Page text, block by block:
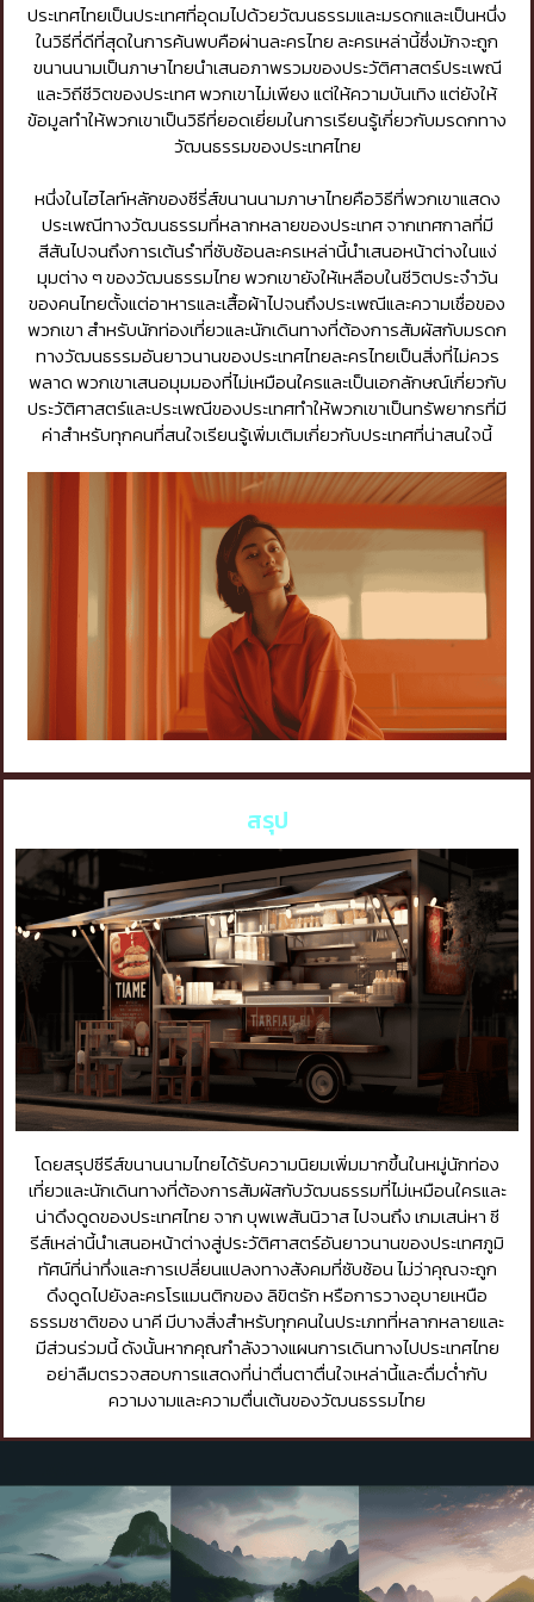
ประเทศไทยเป็นประเทศที่อุดมไปด้วยวัฒนธรรมและมรดกและเป็นหนึ่ง
ในวิธีที่ดีที่สุดในการค้นพบคือผ่านละครไทย ละครเหล่านี้ซึ่งมักจะถูก
ขนานนามเป็นภาษาไทยนำเสนอภาพรวมของประวัติศาสตร์ประเพณี
และวิถีชีวิตของประเทศ พวกเขาไม่เพียง แต่ให้ความบันเทิง แต่ยังให้
ข้อมูลทำให้พวกเขาเป็นวิธีที่ยอดเยี่ยมในการเรียนรู้เกี่ยวกับมรดกทาง
วัฒนธรรมของประเทศไทย
หนึ่งในไฮไลท์หลักของซีรี่ส์ขนานนามภาษาไทยคือวิธีที่พวกเขาแสดง
ประเพณีทางวัฒนธรรมที่หลากหลายของประเทศ จากเทศกาลที่มี
สีสันไปจนถึงการเต้นรำที่ซับซ้อนละครเหล่านี้นำเสนอหน้าต่างในแง่
มุมต่าง ๆ ของวัฒนธรรมไทย พวกเขายังให้เหลือบในชีวิตประจำวัน
ของคนไทยตั้งแต่อาหารและเสื้อผ้าไปจนถึงประเพณีและความเชื่อของ
พวกเขา สำหรับนักท่องเที่ยวและนักเดินทางที่ต้องการสัมผัสกับมรดก
ทางวัฒนธรรมอันยาวนานของประเทศไทยละครไทยเป็นสิ่งที่ไม่ควร
พลาด พวกเขาเสนอมุมมองที่ไม่เหมือนใครและเป็นเอกลักษณ์เกี่ยวกับ
ประวัติศาสตร์และประเพณีของประเทศทำให้พวกเขาเป็นทรัพยากรที่มี
ค่าสำหรับทุกคนที่สนใจเรียนรู้เพิ่มเติมเกี่ยวกับประเทศที่น่าสนใจนี้
สรุป
โดยสรุปซีรีส์ขนานนามไทยได้รับความนิยมเพิ่มมากขึ้นในหมู่นักท่อง
เที่ยวและนักเดินทางที่ต้องการสัมผัสกับวัฒนธรรมที่ไม่เหมือนใครและ
น่าดึงดูดของประเทศไทย จาก บุพเพสันนิวาส ไปจนถึง เกมเสน่หา ซี
รีส์เหล่านี้นำเสนอหน้าต่างสู่ประวัติศาสตร์อันยาวนานของประเทศภูมิ
ทัศน์ที่น่าทึ่งและการเปลี่ยนแปลงทางสังคมที่ซับซ้อน ไม่ว่าคุณจะถูก
ดึงดูดไปยังละครโรแมนติกของ ลิขิตรัก หรือการวางอุบายเหนือ
ธรรมชาติของ นาคี มีบางสิ่งสำหรับทุกคนในประเภทที่หลากหลายและ
มีส่วนร่วมนี้ ดังนั้นหากคุณกำลังวางแผนการเดินทางไปประเทศไทย
อย่าลืมตรวจสอบการแสดงที่น่าตื่นตาตื่นใจเหล่านี้และดื่มด่ำกับ
ความงามและความตื่นเต้นของวัฒนธรรมไทย